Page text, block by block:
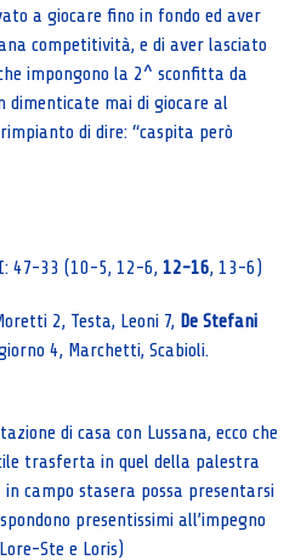
a giocare fino in fondo ed aver
competitività, e di aver lasciato
impongono la 2^ sconfitta da
mai di giocare al
di dire: “caspita però
47-33 (10-5, 12-6, 12-16, 13-6)
2, Testa, Leoni 7, De Stefani
4, Marchetti, Scabioli.
di casa con Lussana, ecco che
trasferta in quel della palestra
in campo stasera possa presentarsi
presentissimi all’impegno
Ste e Loris)